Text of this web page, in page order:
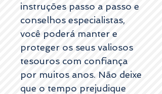
instruções passo a passo e
conselhos especialistas,
você poderá manter e
proteger os seus valiosos
tesouros com confiança
por muitos anos. Não deixe
que o tempo prejudique